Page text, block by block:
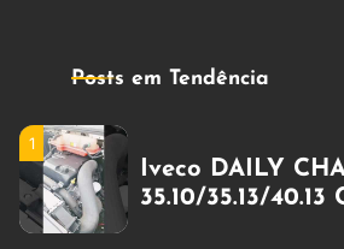
Posts em Tendência
(diesel) 1997
1
Iveco DAILY
35.10/35.13/